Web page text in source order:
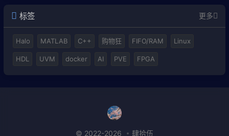
标签 更多
Halo MATLAB C++ 购物狂 FIFO/RAM Linux
HDL UVM docker AI PVE FPGA
© 2022-2026 肆拾伍